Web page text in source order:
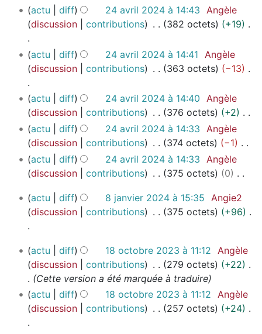
d
e
s
m
o
i
f
c
a
t
i
o
n
s
u
m
d
e
s
o
d
i
f
i
c
t
i
o
n
s
r
é
u
m
d
e
s
m
o
d
i
f
c
t
i
n
s
u
n
r
é
s
m
é
d
e
s
m
o
d
i
c
a
i
o
u
c
u
n
r
é
s
u
m
é
d
e
s
m
o
f
i
c
a
t
i
actu diff 24 avril 2024 à 14:43 Angèle
discussion
contributions 382 octets +19
A
u
u
n
r
é
s
u
m
é
d
e
m
o
i
f
actu diff 24 avril 2024 à 14:41
Angèle
discussion
contributions 363 octets −13
A
u
c
u
n
r
é
s
u
d
e
s
m
o
actu diff 24 avril 2024 à 14:40 Angèle
discussion
contributions 376 octets
+2
A
u
c
u
n
r
é
m
é
d
e
s
m
actu diff 24 avril 2024 à 14:33
Angèle
discussion
contributions 374 octets
−1
A
u
u
n
r
s
u
m
é
d
e
actu diff 24 avril 2024 à 14:33
Angèle
discussion
contributions 375 octets
0
u
c
u
r
é
s
u
m
é
actu diff 8 janvier 2024 à 15:35
Angie2
discussion
contributions 375 octets +96
u
c
u
n
r
é
actu diff 18 octobre 2023 à 11:12
Angèle
discussion
contributions 279 octets
+22
Cette version a été marquée à traduire
actu
diff 18 octobre 2023 à 11:12 Angèle
discussion
contributions 257 octets +24